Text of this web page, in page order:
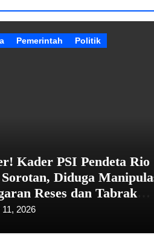
Pemerintah Politik
Kader PSI Pendeta Rio
Diduga
Reses dan Tabrak
Bawaslu
11, 2026